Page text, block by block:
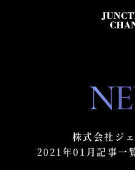
株式会社ジ
2021年01月記事一